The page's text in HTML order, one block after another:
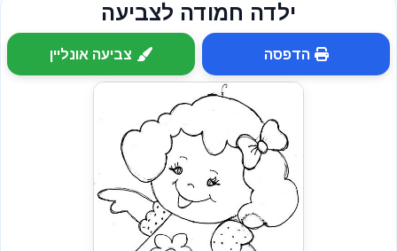
ילדה חמודה לצביעה
הדפסה צביעה אונליין